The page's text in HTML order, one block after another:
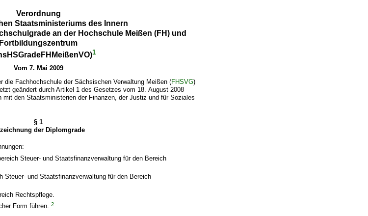
Verordnung
Staatsministeriums des Innern
an der Hochschule Meißen (FH) und
Fortbildungszentrum
1
Vom 7. Mai 2009
die Fachhochschule der Sächsischen Verwaltung Meißen (FHSVG)
geändert durch Artikel 1 des Gesetzes vom 18. August 2008
den Staatsministerien der Finanzen, der Justiz und für Soziales
§ 1
der Diplomgrade
Steuer- und Staatsfinanzverwaltung für den Bereich
Steuer- und Staatsfinanzverwaltung für den Bereich
Rechtspflege.
Form führen.2